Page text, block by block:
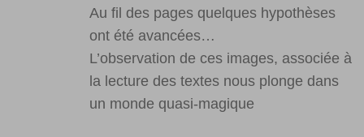
Au fil des pages quelques hypothèses
ont été avancées…
L’observation de ces images, associée à
la lecture des textes nous plonge dans
un monde quasi-magique